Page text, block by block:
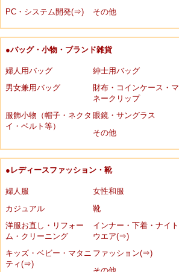
PC・システム開発(⇒)
その他
●バッグ・小物・ブランド雑貨
婦人用バッグ
紳士用バッグ
男女兼用バッグ
財布・コインケース・マ
ネークリップ
服飾小物（帽子・ネクタ
イ・ベルト等）
眼鏡・サングラス
その他
●レディースファッション・靴
婦人服
女性和服
カジュアル
靴
洋服お直し・リフォー
ム・クリーニング
インナー・下着・ナイト
ウエア(⇒)
キッズ・ベビー・マタニ
ティ(⇒)
ファッション(⇒)